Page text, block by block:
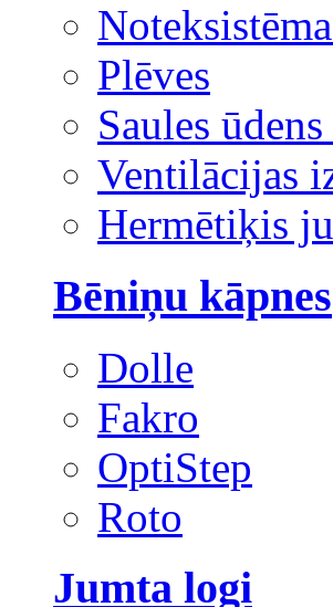
Plēves
Saules
Ventilācijas
Hermētiķis
Bēniņu kāpnes
Dolle
Fakro
OptiStep
Roto
Jumta logi